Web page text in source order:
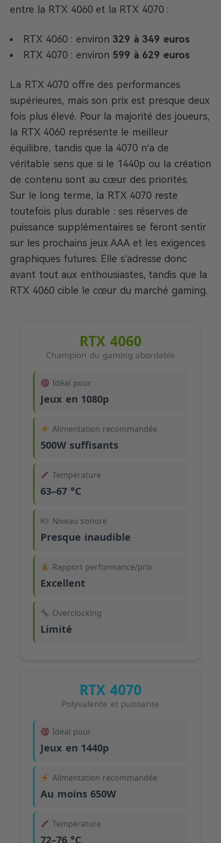
entre la RTX 4060 et la RTX 4070 :
RTX 4060 : environ 329 à 349 euros
RTX 4070 : environ 599 à 629 euros
La RTX 4070 offre des performances
supérieures, mais son prix est presque deux
fois plus élevé. Pour la majorité des joueurs,
la RTX 4060 représente le meilleur
équilibre, tandis que la 4070 n’a de
véritable sens que si le 1440p ou la création
de contenu sont au cœur des priorités.
Sur le long terme, la RTX 4070 reste
toutefois plus durable : ses réserves de
puissance supplémentaires se feront sentir
sur les prochains jeux AAA et les exigences
graphiques futures. Elle s’adresse donc
avant tout aux enthousiastes, tandis que la
RTX 4060 cible le cœur du marché gaming.
RTX 4060
Champion du gaming abordable
Idéal pour
Jeux en 1080p
Alimentation recommandée
500W suffisants
Température
63–67 °C
Niveau sonore
Presque inaudible
Rapport performance/prix
Excellent
Overclocking
Limité
RTX 4070
Polyvalente et puissante
Idéal pour
Jeux en 1440p
Alimentation recommandée
Au moins 650W
Température
72–76 °C